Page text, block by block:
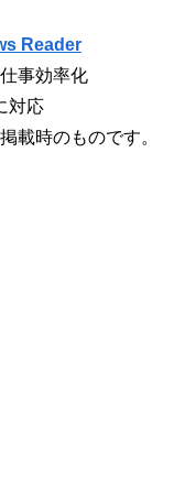
Reader
事効率化
対応
時のものです。